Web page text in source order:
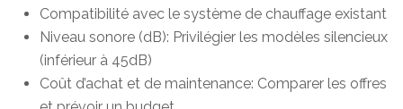
Compatibilité avec le système de chauffage existant
Niveau sonore (dB): Privilégier les modèles silencieux
(inférieur à 45dB)
Coût d’achat et de maintenance: Comparer les offres